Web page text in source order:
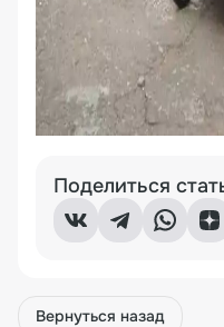
Поделиться
Вернуться назад